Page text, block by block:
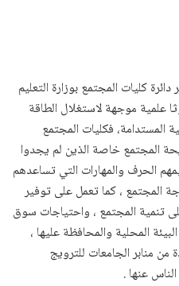
كليات المجتمع بوزارة التعليم
علمية موجهة لاستغلال الطاقة
المستدامة، فكليات المجتمع
المجتمع خاصة الذين لم يجدوا
الحرف والمهارات التي تساعدهم
المجتمع ، كما تعمل على توفير
تنمية المجتمع ، واحتياجات سوق
المحلية والمحافظة عليها ،
منابر الجامعات للترويج
عنها .